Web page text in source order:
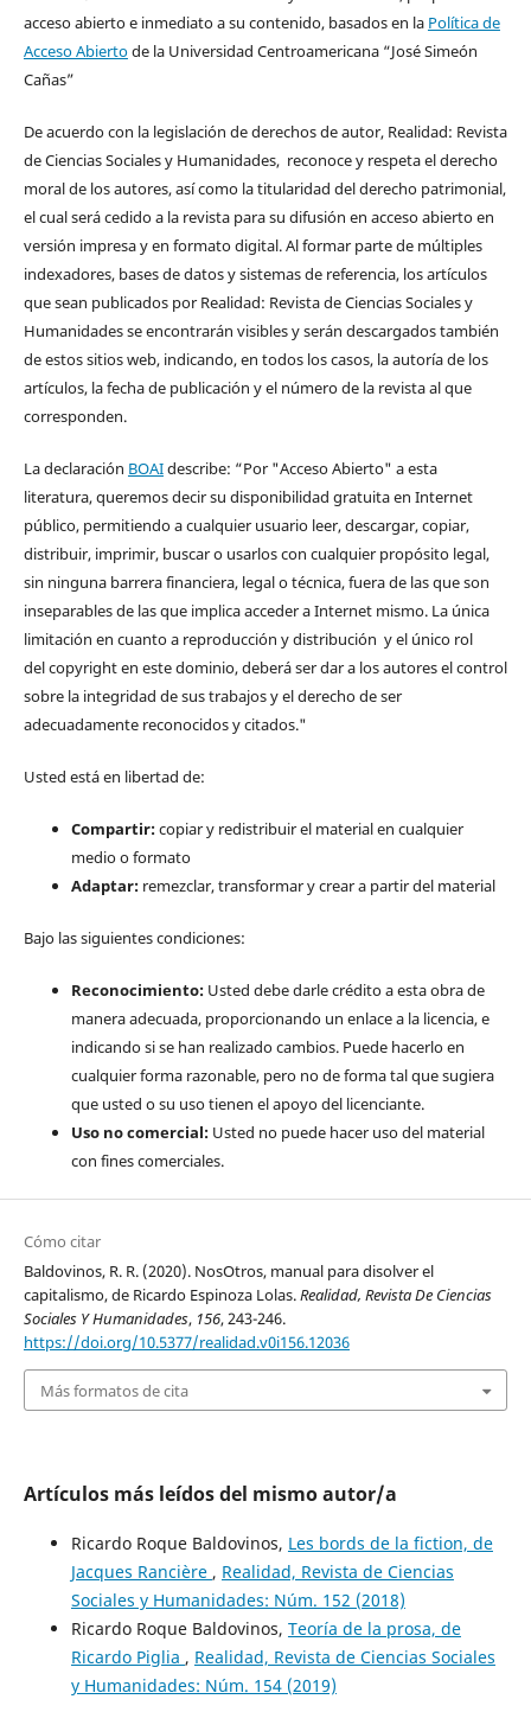
acceso abierto e inmediato a su contenido, basados en la Política de
Acceso Abiertode la Universidad Centroamericana “José Simeón
Cañas”
De acuerdo con la legislación de derechos de autor, Realidad: Revista
de Ciencias Sociales y Humanidades, reconoce y respeta el derecho
moral de los autores, así como la titularidad del derecho patrimonial,
el cual será cedido a la revista para su difusión en acceso abierto en
versión impresa y en formato digital. Al formar parte de múltiples
indexadores, bases de datos y sistemas de referencia, los artículos
que sean publicados por Realidad: Revista de Ciencias Sociales y
Humanidades se encontrarán visibles y serán descargados también
de estos sitios web, indicando, en todos los casos, la autoría de los
artículos, la fecha de publicación y el número de la revista al que
corresponden.
La declaración BOAIdescribe: “Por "Acceso Abierto" a esta
literatura, queremos decir su disponibilidad gratuita en Internet
público, permitiendo a cualquier usuario leer, descargar, copiar,
distribuir, imprimir, buscar o usarlos con cualquier propósito legal,
sin ninguna barrera financiera, legal o técnica, fuera de las que son
inseparables de las que implica acceder a Internet mismo. La única
limitación en cuanto a reproducción y distribución y el único rol
del copyright en este dominio, deberá ser dar a los autores el control
sobre la integridad de sus trabajos y el derecho de ser
adecuadamente reconocidos y citados."
Usted está en libertad de:
Compartir:copiar y redistribuir el material en cualquier
medio o formato
Adaptar:remezclar, transformar y crear a partir del material
Bajo las siguientes condiciones:
Reconocimiento:Usted debe darle crédito a esta obra de
manera adecuada, proporcionando un enlace a la licencia, e
indicando si se han realizado cambios. Puede hacerlo en
cualquier forma razonable, pero no de forma tal que sugiera
que usted o su uso tienen el apoyo del licenciante.
Uso no comercial:Usted no puede hacer uso del material
con fines comerciales.
Cómo citar
Baldovinos, R. R. (2020). NosOtros, manual para disolver el
capitalismo, de Ricardo Espinoza Lolas.Realidad, Revista De Ciencias
Sociales Y Humanidades, 156, 243-246.
https://doi.org/10.5377/realidad.v0i156.12036
Más formatos de cita
Artículos más leídos del mismo autor/a
Ricardo Roque Baldovinos, Les bords de la fiction, de
Jacques Rancière , Realidad, Revista de Ciencias
Sociales y Humanidades: Núm. 152 (2018)
Ricardo Roque Baldovinos, Teoría de la prosa, de
Ricardo Piglia , Realidad, Revista de Ciencias Sociales
y Humanidades: Núm. 154 (2019)